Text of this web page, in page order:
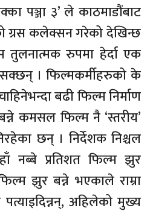
पञ्जा ३’ ले काठमाडौंबाट
ग्रस कलेक्सन गरेको देखिन्छ
तुलनात्मक रुपमा हेर्दा एक
। फिल्मकर्मीहरुको के
बढी फिल्म निर्माण
कमसल फिल्म नै ‘स्तरीय’
छन् । निर्देशक निश्चल
नब्बे प्रतिशत फिल्म झुर
झुर बन्ने भएकाले राम्रा
अहिलेको मुख्य